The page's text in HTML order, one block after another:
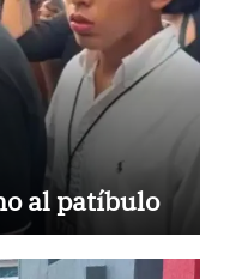
al patíbulo